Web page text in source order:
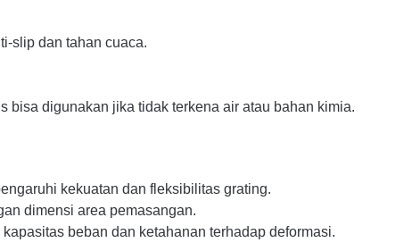
slip dan tahan cuaca.
bisa digunakan jika tidak terkena air atau bahan kimia.
kekuatan dan fleksibilitas grating.
dimensi area pemasangan.
beban dan ketahanan terhadap deformasi.